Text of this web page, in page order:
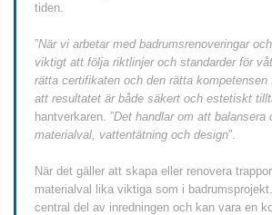
tiden.
”När vi arbetar med badrumsrenoveringar och
viktigt att följa riktlinjer och standarder för
rätta certifikaten och den rätta
att resultatet är både säkert och estetiskt
hantverkaren. ”Det handlar om att balansera
materialval, vattentätning och design”.
När det gäller att skapa eller renovera
materialval lika viktiga som i
central del av inredningen och kan vara en